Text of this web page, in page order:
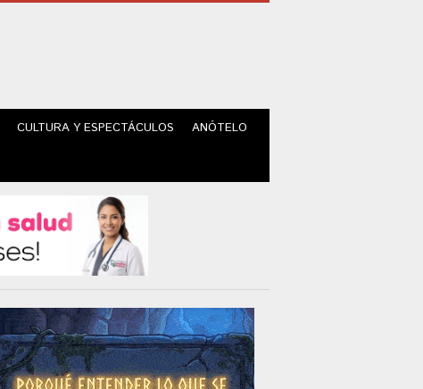
CULTURA Y ESPECTÁCULOS ANÓTELO